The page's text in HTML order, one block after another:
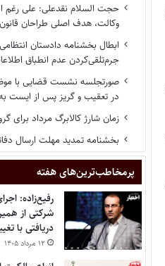
حجت السلام نقدعلی: علی
وکالت، هدف اصلی طراحان
ابطال بخشنامه دادستان
جرم‌تلقی‌کردن عدم انطباق
صورتجلسه نشست قضایی با
در تعقیب و گریز پس از ایست
زمان شارژ کالابرگ مرداد برای
بخشنامه تمدید مهلت ارسال دفاتر
پر‌مخاطب‌ترین‌های هفته
رفیع‌زاده:
شرکتی از
دریافتی با
۱۲ مرداد ۱۴۰۵